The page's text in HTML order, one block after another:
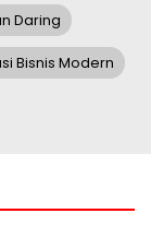
Daring
Bisnis Modern